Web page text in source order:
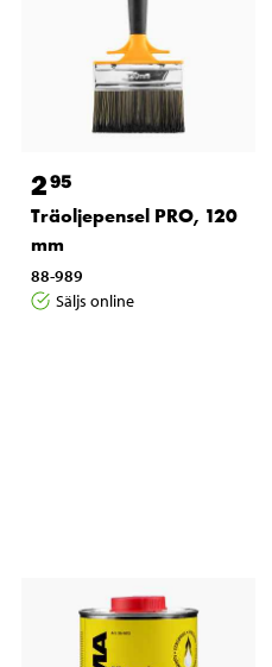
295
Träoljepensel PRO, 120
mm
88-989
Säljs online